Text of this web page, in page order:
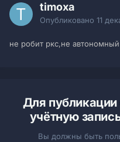
timoxa
Опубликовано 11
не робит ркс,не
Для
учётную
Вы должны быть